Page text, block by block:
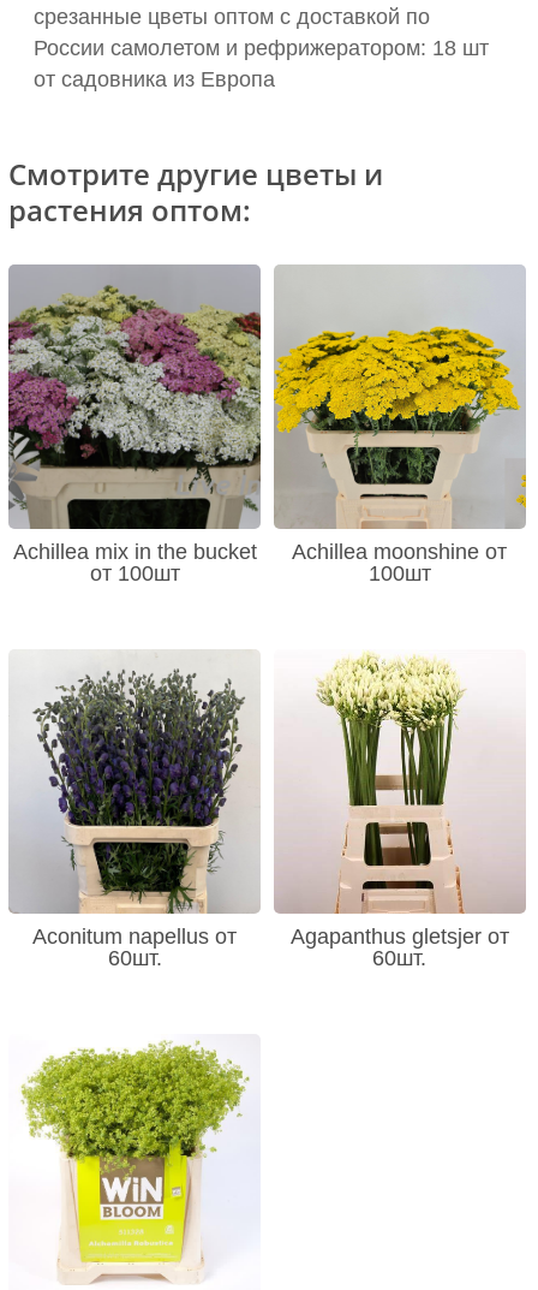
срезанные цветы оптом с доставкой по
России самолетом и рефрижератором: 18 шт
от садовника из Европа
Смотрите другие цветы и
растения оптом:
Achillea mix in the bucket
от 100шт
Achillea moonshine от
100шт
Aconitum napellus от
60шт.
Agapanthus gletsjer от
60шт.